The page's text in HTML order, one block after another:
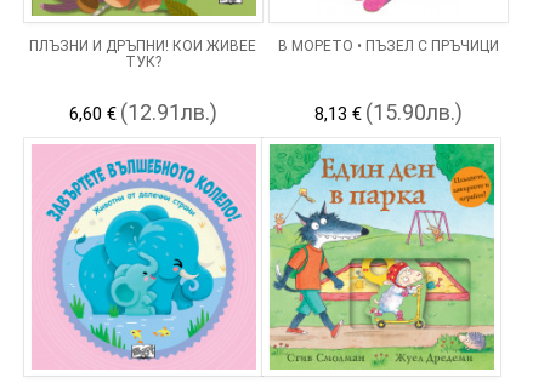
ПЛЪЗНИ И ДРЪПНИ! КОЙ ЖИВЕЕ
ТУК?
6,60 € (12.91лв.)
В МОРЕТО • ПЪЗЕЛ С ПРЪЧИЦИ
8,13 € (15.90лв.)